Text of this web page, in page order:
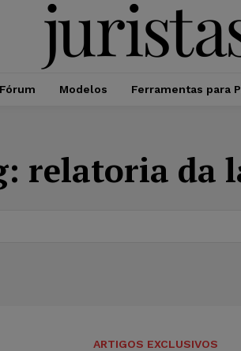
Fórum Modelos Ferramentas para
relatoria da
ARTIGOS EXCLUSIVOS